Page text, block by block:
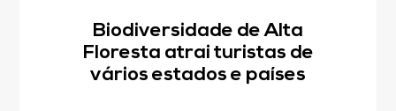
Biodiversidade de Alta
Floresta atrai turistas de
vários estados e países